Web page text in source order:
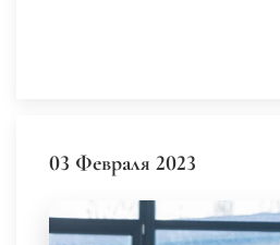
03 Февраля 2023